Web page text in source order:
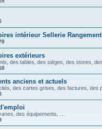
intérieur Sellerie
extérieurs
des tables, des sièges, des stores,
anciens et actuels
des cartes grises, des factures, des
des équipements, …